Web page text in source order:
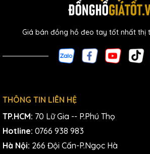
Giá bán đồng hồ đeo tay tốt nhất thị
THÔNG TIN LIÊN HỆ
TP.HCM: 70 Lữ Gia -- P.Phú Thọ
Hotline: 0766 938 983
Hà Nội: 266 Đội Cấn-P.Ngọc Hà